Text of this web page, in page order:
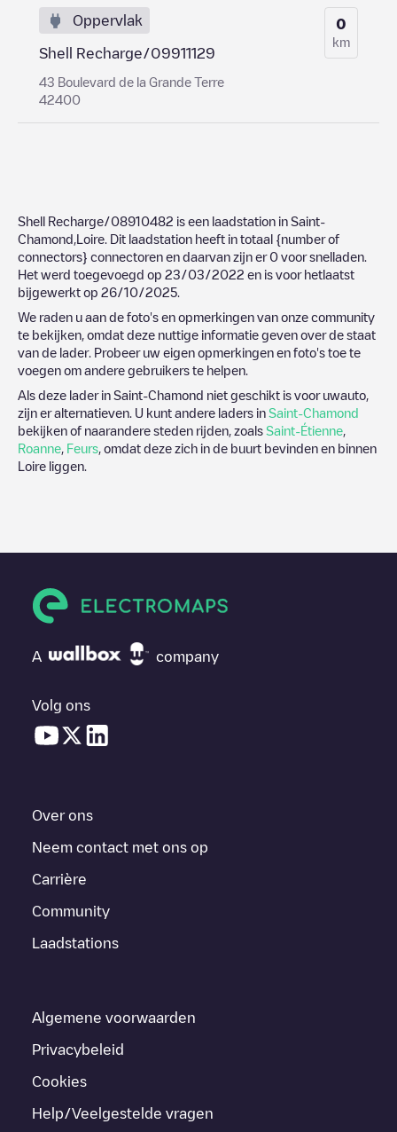
Oppervlak
Shell Recharge/09911129
43 Boulevard de la Grande Terre
42400
0
km
Shell Recharge/08910482 is een laadstation in Saint-
Chamond Loire . Dit laadstation heeft in totaal {number of
connectors} connectoren en daarvan zijn er 0 voor snelladen.
Het werd toegevoegd op 23/03/2022 en is voor hetlaatst
bijgewerkt op 26/10/2025
We raden u aan de foto's en opmerkingen van onze community
te bekijken, omdat deze nuttige informatie geven over de staat
van de lader. Probeer uw eigen opmerkingen en foto's toe te
voegen om andere gebruikers te helpen.
Als deze lader in Saint-Chamond niet geschikt is voor uwauto,
zijn er alternatieven. U kunt andere laders in Saint-Chamond
bekijken of naarandere steden rijden, zoals Saint-Étienne
Roanne Feurs , omdat deze zich in de buurt bevinden en binnen
Loire liggen.
A company
Volg ons
Over ons
Neem contact met ons op
Carrière
Community
Laadstations
Algemene voorwaarden
Privacybeleid
Cookies
Help/Veelgestelde vragen